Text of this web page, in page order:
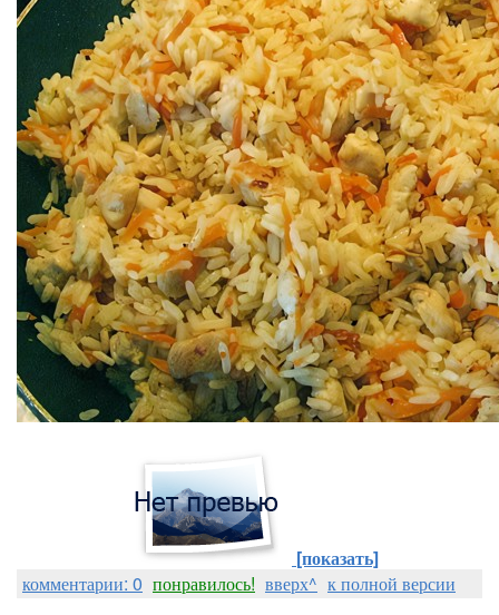
[показать]
комментарии: 0 понравилось! вверх^ к полной версии